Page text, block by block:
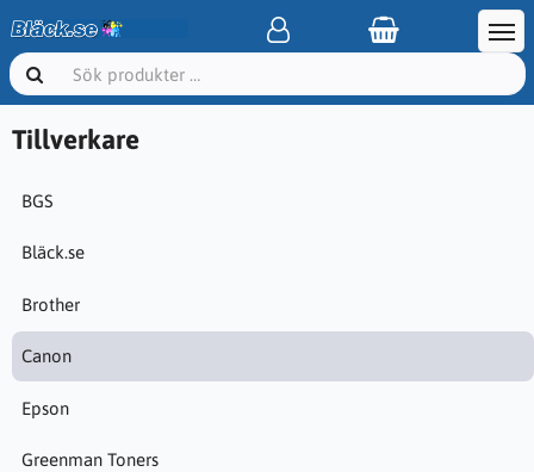
Tillverkare
BGS
Bläck.se
Brother
Canon
Epson
Greenman Toners